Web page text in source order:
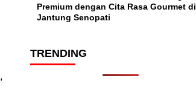
Premium dengan Cita Rasa Gourmet di
Jantung Senopati
TRENDING